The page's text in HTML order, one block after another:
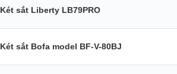
Két sắt Liberty LB79PRO
Két sắt Bofa model BF-V-80BJ